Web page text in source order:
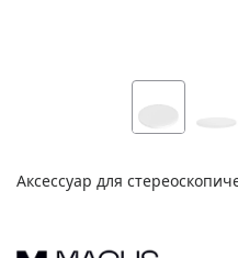
Аксессуар для